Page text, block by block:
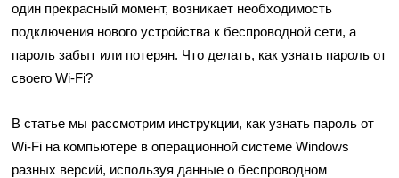
один прекрасный момент, возникает необходимость
подключения нового устройства к беспроводной сети, а
пароль забыт или потерян. Что делать, как узнать пароль от
своего Wi-Fi?
В статье мы рассмотрим инструкции, как узнать пароль от
Wi-Fi на компьютере в операционной системе Windows
разных версий, используя данные о беспроводном